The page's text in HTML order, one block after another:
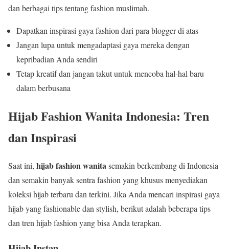
dan berbagai tips tentang fashion muslimah.
Dapatkan inspirasi gaya fashion dari para blogger di atas
Jangan lupa untuk mengadaptasi gaya mereka dengan
kepribadian Anda sendiri
Tetap kreatif dan jangan takut untuk mencoba hal-hal baru
dalam berbusana
Hijab Fashion Wanita Indonesia: Tren
dan Inspirasi
Saat ini, hijab fashion wanitasemakin berkembang di Indonesia
dan semakin banyak sentra fashion yang khusus menyediakan
koleksi hijab terbaru dan terkini. Jika Anda mencari inspirasi gaya
hijab yang fashionable dan stylish, berikut adalah beberapa tips
dan tren hijab fashion yang bisa Anda terapkan.